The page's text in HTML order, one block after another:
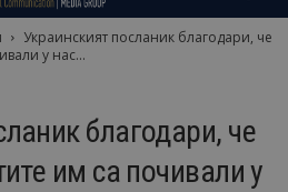
Украинският посланик благодари, че
у нас...
благодари, че
им са почивали у